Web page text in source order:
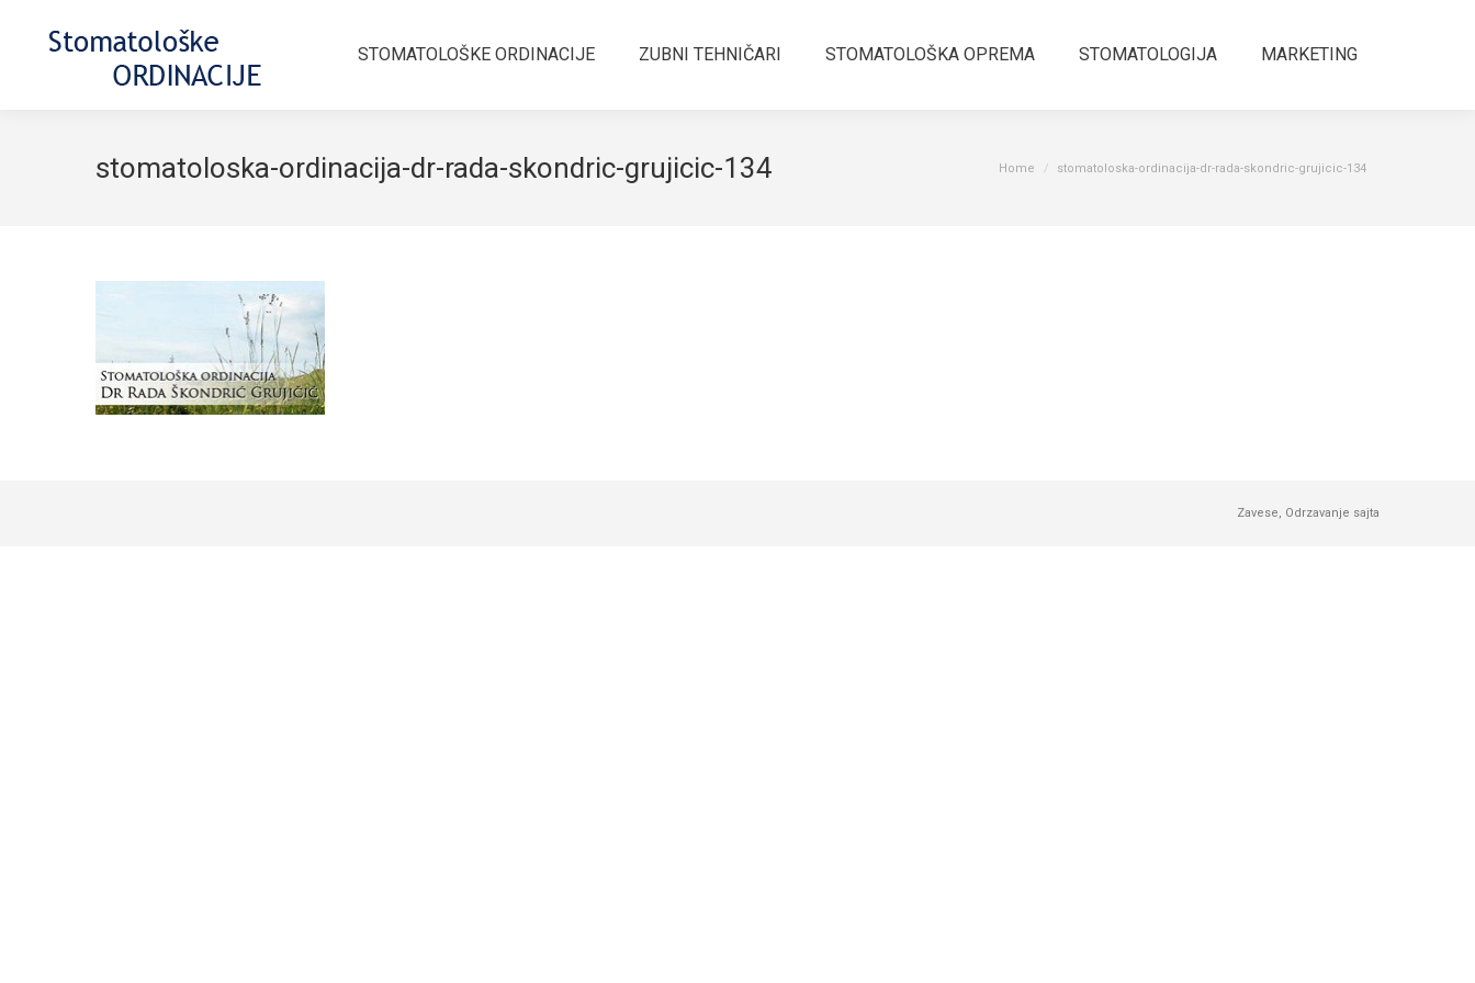
STOMATOLOŠKE ORDINACIJE ZUBNI TEHNIČARI STOMATOLOŠKA OPREMA STOMATOLOGIJA MARKETING
stomatoloska-ordinacija-dr-rada-skondric-grujicic-134 You are here:
Home stomatoloska-ordinacija-dr-rada-skondric-grujicic-134
Zavese, Odrzavanje sajta